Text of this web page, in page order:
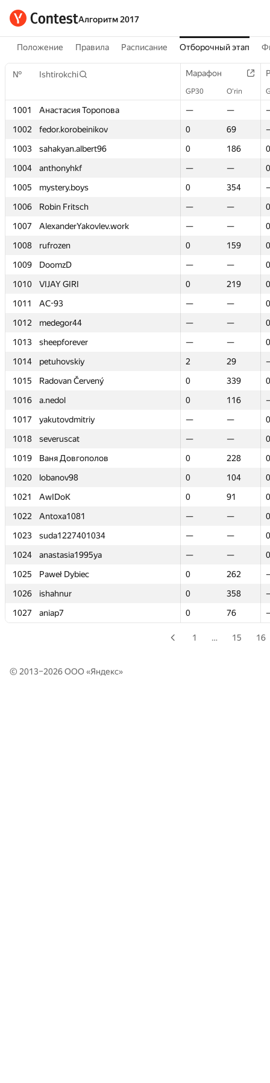
Алгоритм 2017
Положение Правила Расписание Отборочный этап
№ Ishtirokchi Марафон
GP30 O‘rin
1001 Анастасия Торопова — —
1002
fedor.korobeinikov 0 69
1003
sahakyan.albert96 0 186
0
1004
anthonyhkf — —
0
1005
mystery.boys 0 354
1006
Robin Fritsch — —
0
1007
AlexanderYakovlev.work — —
0
1008
rufrozen 0 159
0
1009
DoomzD — —
0
1010
VIJAY GIRI 0 219
0
1011
AC-93 — —
0
1012
medegor44 — —
0
1013
sheepforever — —
0
1014
petuhovskiy 2 29
1015
Radovan Červený 0 339
0
1016
a.nedol 0 116
1017
yakutovdmitriy — —
0
1018
severuscat — —
0
1019
Ваня Довгополов 0 228
0
1020
lobanov98 0 104
0
1021
AwIDoK 0 91
0
1022
Antoxa1081 — —
0
1023
suda1227401034 — —
0
1024
anastasia1995ya — —
0
1025
Paweł Dybiec 0 262
1026
ishahnur 0 358
1027
aniap7 0 76
№ Ishtirokchi Марафон
GP30 O‘rin
1001 Анастасия Торопова — —
1002
fedor.korobeinikov 0 69
1003
sahakyan.albert96 0 186
0
1004
anthonyhkf — —
0
1005
mystery.boys 0 354
1006
Robin Fritsch — —
0
1007
AlexanderYakovlev.work — —
0
1008
rufrozen 0 159
0
1009
DoomzD — —
0
1010
VIJAY GIRI 0 219
0
1011
AC-93 — —
0
1012
medegor44 — —
0
1013
sheepforever — —
0
1014
petuhovskiy 2 29
1015
Radovan Červený 0 339
0
1016
a.nedol 0 116
1017
yakutovdmitriy — —
0
1018
severuscat — —
0
1019
Ваня Довгополов 0 228
0
1020
lobanov98 0 104
0
1021
AwIDoK 0 91
0
1022
Antoxa1081 — —
0
1023
suda1227401034 — —
0
1024
anastasia1995ya — —
0
1025
Paweł Dybiec 0 262
1026
ishahnur 0 358
1027
aniap7 0 76
1 … 15 16
© 2013–2026 ООО «Яндекс»